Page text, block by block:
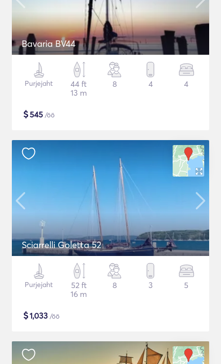
Bavaria BV44
Purjejaht
44 ft
13 m
8 4 4
$545 /öö
Sciarrelli Goletta 52
Purjejaht
52 ft
16 m
8 3 5
$1,033 /öö